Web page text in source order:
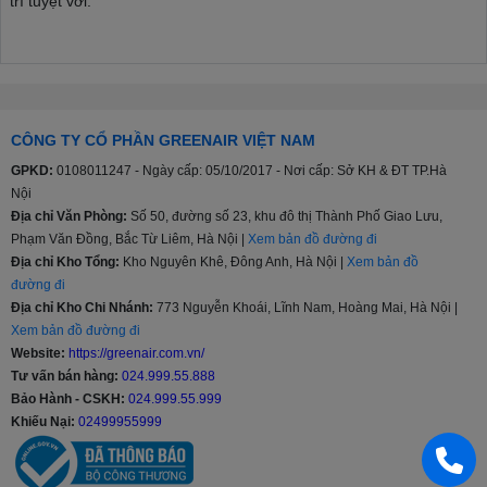
Âm thanh sống động: Công nghệ âm thanh tiên tiến
như Dolby Atmos, DTS:X và AI Sound Pro giúp tạo ra trải
Thiết kế hiện đại: LG chú trọng đến thiết kế sang trọng và
tinh tế, phù hợp với nhiều không gian nội thất.
Tính năng thông minh: Hệ điều hành webOS cùng với trợ lý
ảo AI ThinQ giúp người dùng dễ dàng tìm kiếm và quản lý nội
dung.
Các công nghệ hình ảnh nổi bật:
Công nghệ HDR
Chuẩn HDR (High Dynamic Range) là dải tương phản động mở
rộng được tích hợp trên thiết bị, sẽ cho khả năng hiển thị rộng lớn ở
nhiều mức độ phong phú về màu sắc, ánh sáng, độ tương phản.
CÔNG TY CỔ PHẦN GREENAIR VIỆT NAM
GPKD: 0108011247 - Ngày cấp: 05/10/2017 - Nơi cấp: Sở KH & ĐT TP.Hà
Nội
Địa chỉ Văn Phòng: Số 50, đường số 23, khu đô thị Thành Phố Giao Lưu,
Phạm Văn Đồng, Bắc Từ Liêm, Hà Nội | Xem bản đồ đường đi
Địa chỉ Kho Tổng: Kho Nguyên Khê, Đông Anh, Hà Nội | Xem bản đồ
đường đi
Địa chỉ Kho Chi Nhánh: 773 Nguyễn Khoái, Lĩnh Nam, Hoàng Mai, Hà Nội |
Xem bản đồ đường đi
Website: https://greenair.com.vn/
Tư vấn bán hàng: 024.999.55.888
Bảo Hành - CSKH: 024.999.55.999
Khiếu Nại: 02499955999